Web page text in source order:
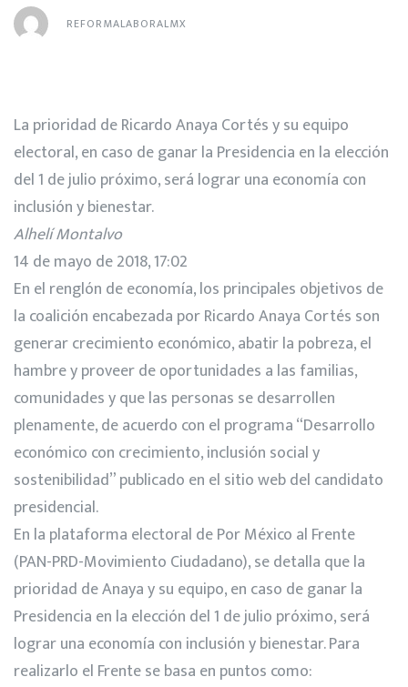
REFORMALABORALMX
La prioridad de Ricardo Anaya Cortés y su equipo
electoral, en caso de ganar la Presidencia en la elección
del 1 de julio próximo, será lograr una economía con
inclusión y bienestar.
Alhelí Montalvo
14 de mayo de 2018, 17:02
En el renglón de economía, los principales objetivos de
la coalición encabezada por Ricardo Anaya Cortés son
generar crecimiento económico, abatir la pobreza, el
hambre y proveer de oportunidades a las familias,
comunidades y que las personas se desarrollen
plenamente, de acuerdo con el programa “Desarrollo
económico con crecimiento, inclusión social y
sostenibilidad” publicado en el sitio web del candidato
presidencial.
En la plataforma electoral de Por México al Frente
(PAN-PRD-Movimiento Ciudadano), se detalla que la
prioridad de Anaya y su equipo, en caso de ganar la
Presidencia en la elección del 1 de julio próximo, será
lograr una economía con inclusión y bienestar. Para
realizarlo el Frente se basa en puntos como: